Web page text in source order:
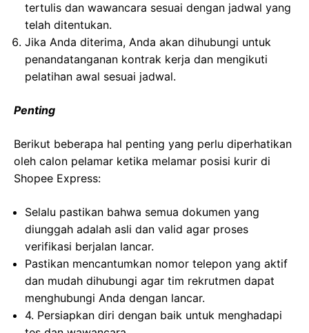
tertulis dan wawancara sesuai dengan jadwal yang
telah ditentukan.
Jika Anda diterima, Anda akan dihubungi untuk
penandatanganan kontrak kerja dan mengikuti
pelatihan awal sesuai jadwal.
Penting
Berikut beberapa hal penting yang perlu diperhatikan
oleh calon pelamar ketika melamar posisi kurir di
Shopee Express:
Selalu pastikan bahwa semua dokumen yang
diunggah adalah asli dan valid agar proses
verifikasi berjalan lancar.
Pastikan mencantumkan nomor telepon yang aktif
dan mudah dihubungi agar tim rekrutmen dapat
menghubungi Anda dengan lancar.
4. Persiapkan diri dengan baik untuk menghadapi